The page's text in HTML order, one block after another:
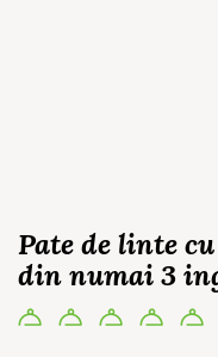
Pate de linte
din numai 3